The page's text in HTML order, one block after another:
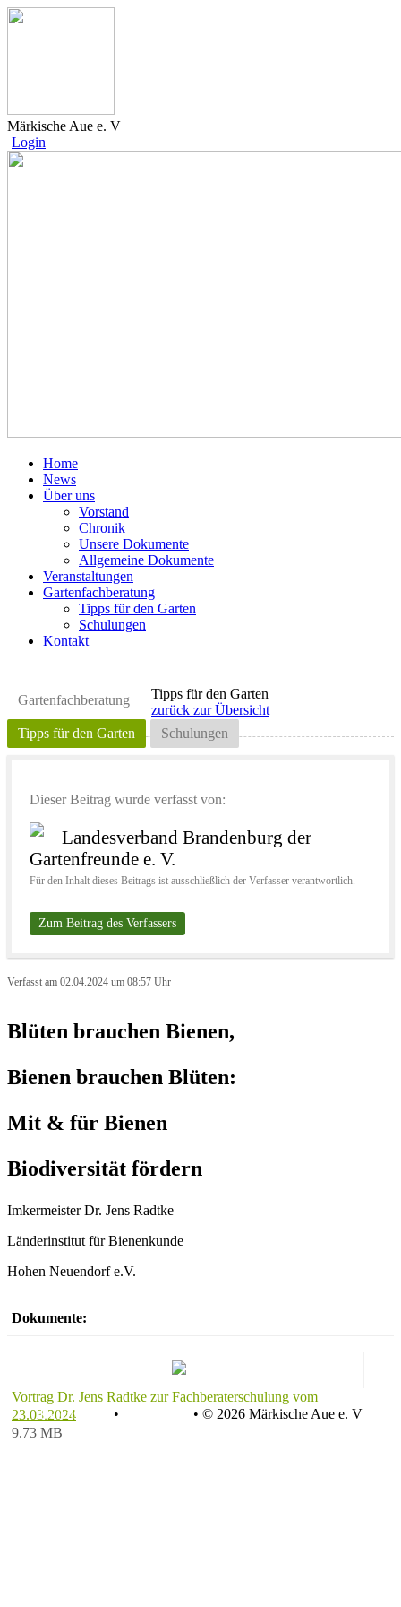
Märkische Aue e. V
Login
Home
News
Über uns
Vorstand
Chronik
Unsere Dokumente
Allgemeine Dokumente
Veranstaltungen
Gartenfachberatung
Tipps für den Garten
Schulungen
Kontakt
Gartenfachberatung
Tipps für den Garten Schulungen
Tipps für den Garten
zurück zur Übersicht
Dieser Beitrag wurde verfasst von:
Landesverband Brandenburg der
Gartenfreunde e. V.
Für den Inhalt dieses Beitrags ist ausschließlich der Verfasser verantwortlich.
Zum Beitrag des Verfassers
Verfasst am 02.04.2024 um 08:57 Uhr
Blüten brauchen Bienen,
Bienen brauchen Blüten:
Mit & für Bienen
Biodiversität fördern
Imkermeister Dr. Jens Radtke
Länderinstitut für Bienenkunde
Hohen Neuendorf e.V.
Dokumente:
Vortrag Dr. Jens Radtke zur Fachberaterschulung vom
23.03.2024
9.73 MB
Datenschutz • • © 2026 Märkische Aue e. V